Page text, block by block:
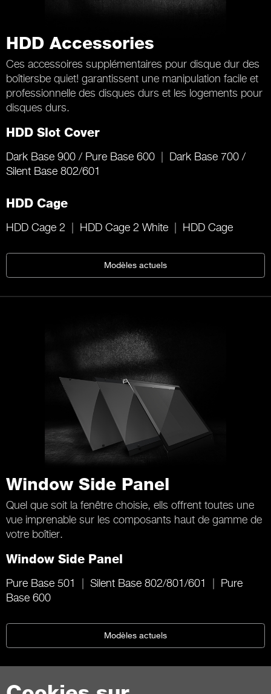
HDD Accessories
Ces accessoires supplémentaires pour disque dur des
boîtiersbe quiet! garantissent une manipulation facile et
professionnelle des disques durs et les logements pour
disques durs.
HDD Slot Cover
Dark Base 900 / Pure Base 600
Dark Base 700 /
Silent Base 802/601
HDD Cage
HDD Cage 2 HDD Cage 2 White HDD Cage
Modèles actuels
Window Side Panel
Quel que soit la fenêtre choisie, ells offrent toutes une
vue imprenable sur les composants haut de gamme de
votre boîtier.
Window Side Panel
Pure Base 501 Silent Base 802/801/601
Pure
Base 600
Modèles actuels